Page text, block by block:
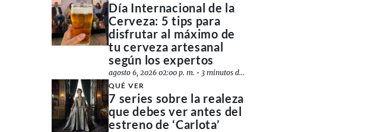
Día Internacional de la
Cerveza: 5 tips para
disfrutar al máximo de
tu cerveza artesanal
según los expertos
agosto 6, 2026 02:00 p. m. • 3 minutos de lectura
QUÉ VER
7 series sobre la realeza
que debes ver antes del
estreno de ‘Carlota’